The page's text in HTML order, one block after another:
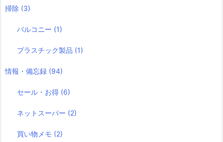
掃除 (3)
バルコニー (1)
プラスチック製品 (1)
情報・備忘録 (94)
セール・お得 (6)
ネットスーパー (2)
買い物メモ (2)